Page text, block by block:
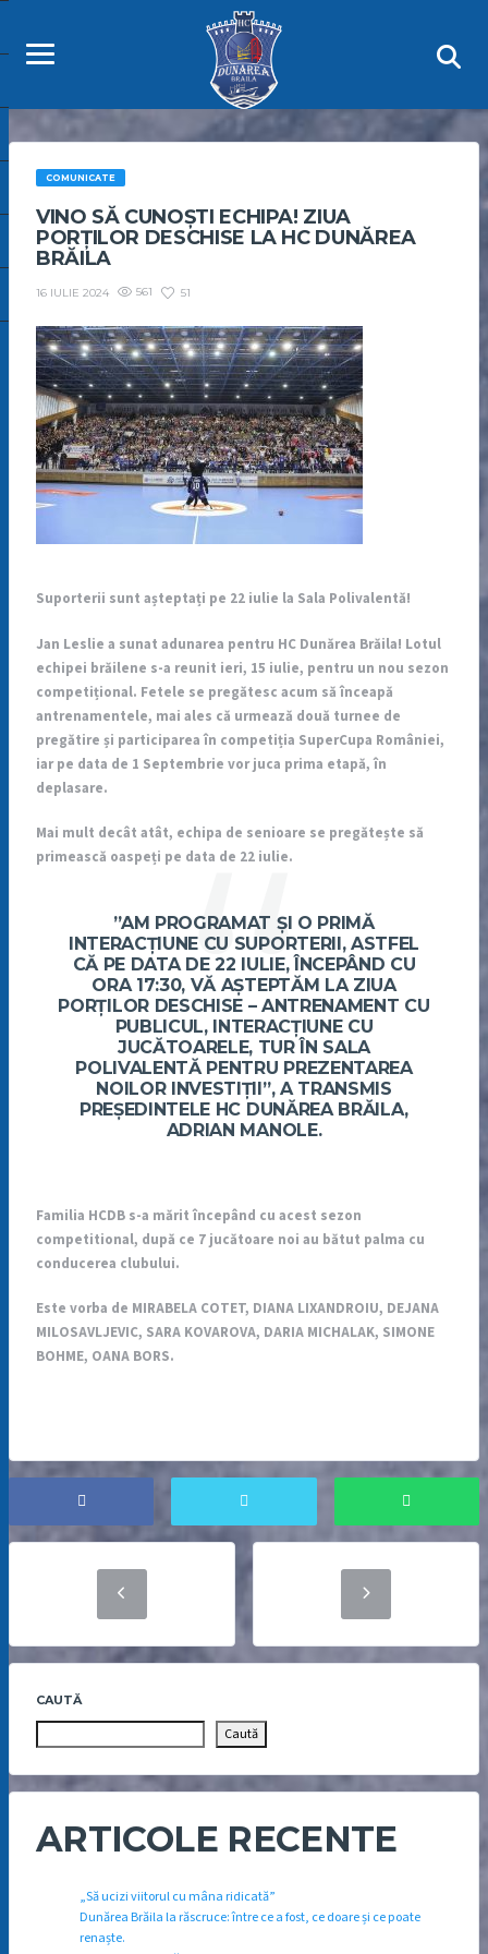
COMUNICATE
VINO SĂ CUNOȘTI ECHIPA! ZIUA
PORȚILOR DESCHISE LA HC DUNĂREA
BRĂILA
16 IULIE 2024 561 51
Suporterii sunt așteptați pe 22 iulie la Sala Polivalentă!
Jan Leslie a sunat adunarea pentru HC Dunărea Brăila! Lotul
echipei brăilene s-a reunit ieri, 15 iulie, pentru un nou sezon
competițional. Fetele se pregătesc acum să înceapă
antrenamentele, mai ales că urmează două turnee de
pregătire și participarea în competiția SuperCupa României,
iar pe data de 1 Septembrie vor juca prima etapă, în
deplasare.
Mai mult decât atât, echipa de senioare se pregătește să
primească oaspeți pe data de 22 iulie.
”AM PROGRAMAT ȘI O PRIMĂ
INTERACȚIUNE CU SUPORTERII, ASTFEL
CĂ PE DATA DE 22 IULIE, ÎNCEPÂND CU
ORA 17:30, VĂ AȘTEPTĂM LA ZIUA
PORȚILOR DESCHISE – ANTRENAMENT CU
PUBLICUL, INTERACȚIUNE CU
JUCĂTOARELE, TUR ÎN SALA
POLIVALENTĂ PENTRU PREZENTAREA
NOILOR INVESTIȚII”, A TRANSMIS
PREȘEDINTELE HC DUNĂREA BRĂILA,
ADRIAN MANOLE.
Familia HCDB s-a mărit începând cu acest sezon
competitional, după ce 7 jucătoare noi au bătut palma cu
conducerea clubului.
Este vorba de MIRABELA COTET, DIANA LIXANDROIU, DEJANA
MILOSAVLJEVIC, SARA KOVAROVA, DARIA MICHALAK, SIMONE
BOHME, OANA BORS.
CAUTĂ
Caută
ARTICOLE RECENTE
„Să ucizi viitorul cu mâna ridicată”
Dunărea Brăila la răscruce: între ce a fost, ce doare și ce poate
renaște.